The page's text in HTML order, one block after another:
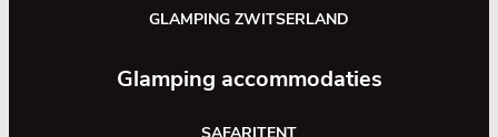
GLAMPING ZWITSERLAND
Glamping accommodaties